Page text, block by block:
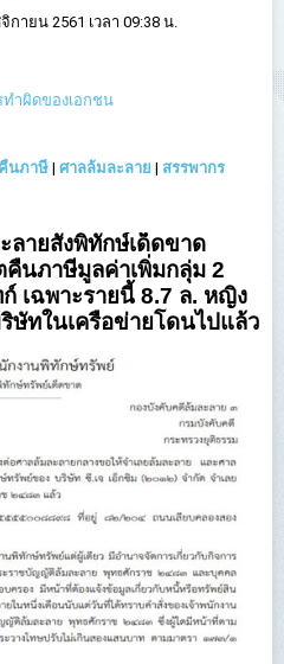
ายน 2561 เวลา 09:38 น.
ทำผิดของเอกชน
คืนภาษี | ศาลล้มละลาย | สรรพากร
ลายสั่งพิทักษ์เด็ดขาด
คืนภาษีมูลค่าเพิ่มกลุ่ม 2
เฉพาะรายนี้ 8.7 ล. หญิง
ทในเครือข่ายโดนไปแล้ว